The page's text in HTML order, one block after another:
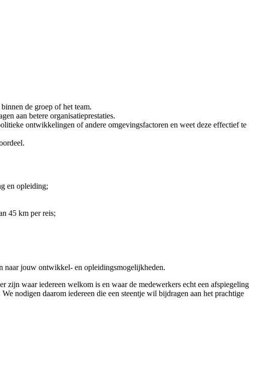
de groep of het team.
aan betere organisatieprestaties.
ontwikkelingen of andere omgevingsfactoren en weet deze effectief te
en opleiding;
45 km per reis;
naar jouw ontwikkel- en opleidingsmogelijkheden.
zijn waar iedereen welkom is en waar de medewerkers echt een afspiegeling
nodigen daarom iedereen die een steentje wil bijdragen aan het prachtige